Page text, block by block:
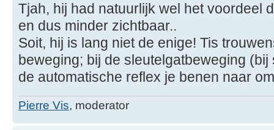
Tjah, hij had natuurlijk wel het voordeel
en dus minder zichtbaar..
Soit, hij is lang niet de enige! Tis
beweging; bij de sleutelgatbeweging
de automatische reflex je benen naar
Pierre Vis, moderator